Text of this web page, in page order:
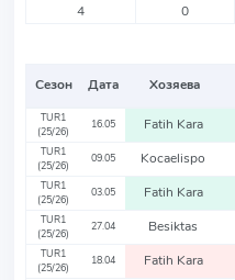
4
0
Сезон Дата Хозяева
TUR1
(25/26)
16.05 Fatih Kara
TUR1
(25/26)
09.05 Kocaelispo
TUR1
(25/26)
03.05 Fatih Kara
TUR1
(25/26)
27.04 Besiktas
TUR1
(25/26)
18.04 Fatih Kara